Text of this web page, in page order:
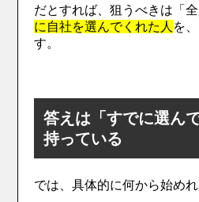
だとすれば、狙うべきは「
に自社を選んでくれた人 を
す。
答えは「すでに選ん
持っている
では、具体的に何から始めれ